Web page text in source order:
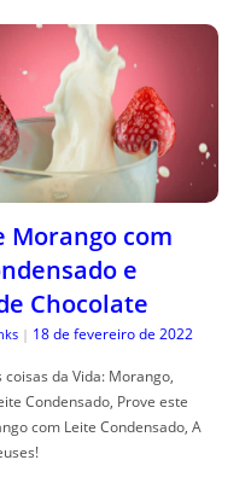
Morango com
e
Chocolate
| 18 de fevereiro de 2022
da Vida: Morango,
Condensado, Prove este
com Leite Condensado, A